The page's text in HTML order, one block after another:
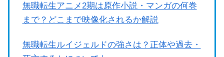
無職転生アニメ2期は原作小説・マンガの何巻
まで？どこまで映像化されるか解説
無職転生ルイジェルドの強さは？正体や過去・